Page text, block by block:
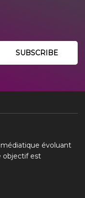
évoluant
objectif est